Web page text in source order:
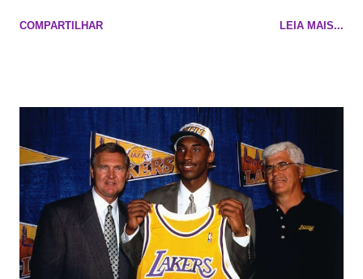
Na quadra Transmissão: NBA League Pass
COMPARTILHAR LEIA MAIS...